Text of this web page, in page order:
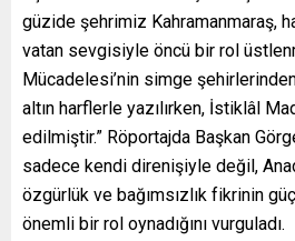
güzide şehrimiz Kahramanmaraş,
vatan sevgisiyle öncü bir rol
Mücadelesi’nin simge
altın harflerle yazılırken, İstiklâl
edilmiştir.” Röportajda Başkan
sadece kendi direnişiyle değil,
özgürlük ve bağımsızlık fikrinin
önemli bir rol oynadığını vurguladı.